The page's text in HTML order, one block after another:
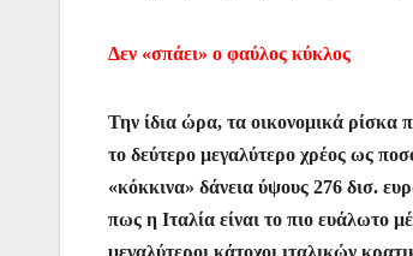
Δεν «σπάει» ο φαύλος κύκλος
Την ίδια ώρα, τα οικονομικά ρίσκα
το δεύτερο μεγαλύτερο χρέος ως
«κόκκινα» δάνεια ύψους 276 δισ.
πως η Ιταλία είναι το πιο ευάλωτο